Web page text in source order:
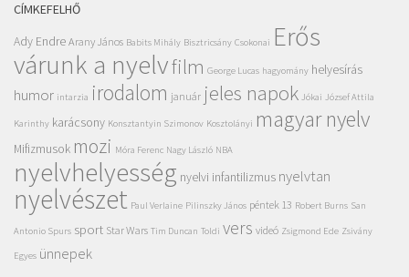
CÍMKEFELHŐ
Ady Endre Arany János Babits Mihály Bisztricsány Csokonai Erős
várunk a nyelvfilm George Lucas hagyomány helyesírás
humor intarzia irodalom január jeles napok Jókai József Attila
Karinthy karácsony Konsztantyin Szimonov Kosztolányi magyar nyelv
Mifizmusok mozi Móra Ferenc Nagy László NBA
nyelvhelyesség nyelvi infantilizmus nyelvtan
nyelvészet Paul Verlaine Pilinszky János péntek 13 Robert Burns San
Antonio Spurs sport Star Wars Tim Duncan Toldi vers videó Zsigmond Ede Zsivány
Egyes ünnepek